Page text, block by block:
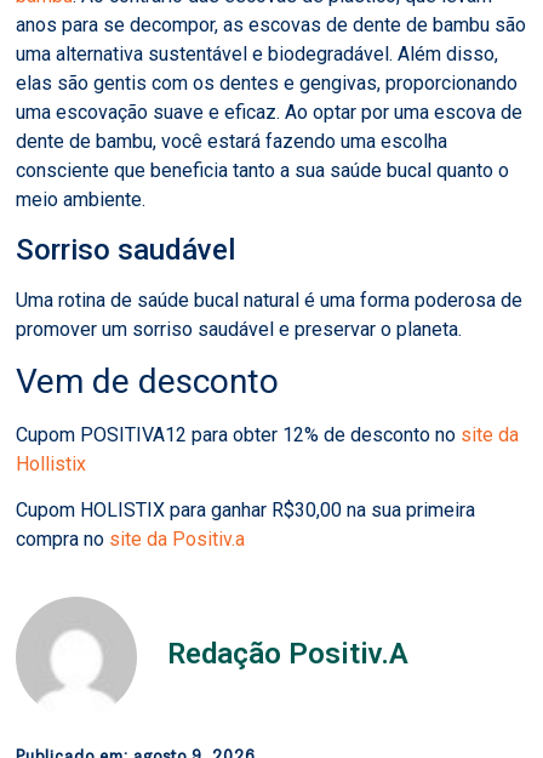
anos para se decompor, as escovas de dente de bambu são
uma alternativa sustentável e biodegradável. Alémdisso,
elas são gentis com os dentes e gengivas, proporcionando
uma escovação suave e eficaz. Ao optar por uma escova de
dente de bambu, você estará fazendo uma escolha
consciente que beneficia tanto a sua saúde bucal quanto o
meio ambiente.
Sorriso saudável
Uma rotina de saúde bucal natural é uma forma poderosa de
promover um sorriso saudável e preservar o planeta.
Vem de desconto
Cupom POSITIVA12 para obter 12% de desconto no site da
Hollistix
Cupom HOLISTIX para ganhar R$30,00 na sua primeira
compra no site da Positiv.a
Redação Positiv.A